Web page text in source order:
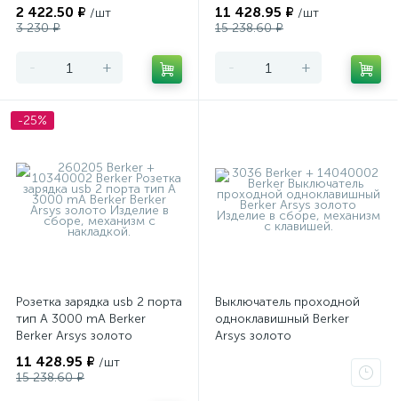
2 422.50 ₽ /шт
3 230 ₽
- +
11 428.95 ₽ /шт
15 238.60 ₽
- +
-25%
Розетка зарядка usb 2 порта
тип А 3000 mA Berker
Berker Arsys золото
11 428.95 ₽ /шт
15 238.60 ₽
Выключатель проходной
одноклавишный Berker
Arsys золото